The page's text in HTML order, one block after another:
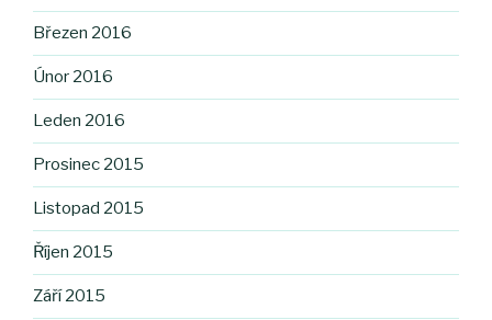
Březen 2016
Únor 2016
Leden 2016
Prosinec 2015
Listopad 2015
Říjen 2015
Září 2015